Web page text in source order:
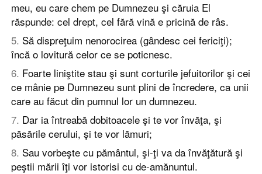
meu, eu care chem pe Dumnezeu şi căruia El
răspunde: cel drept, cel fără vină e pricină de râs.
5. Să dispreţuim nenorocirea (gândesc cei fericiţi);
încă o lovitură celor ce se poticnesc.
6. Foarte liniştite stau şi sunt corturile jefuitorilor şi cei
ce mânie pe Dumnezeu sunt plini de încredere, ca unii
care au făcut din pumnul lor un dumnezeu.
7. Dar ia întreabă dobitoacele şi te vor învăţa, şi
păsările cerului, şi te vor lămuri;
8. Sau vorbeşte cu pământul, şi-ţi va da învăţătură şi
peştii mării îţi vor istorisi cu de-amănuntul.